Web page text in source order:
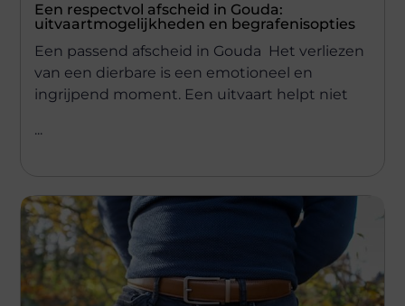
Een respectvol afscheid in Gouda:
uitvaartmogelijkheden en begrafenisopties
Een passend afscheid in Gouda Het verliezen
van een dierbare is een emotioneel en
ingrijpend moment. Een uitvaart helpt niet
...